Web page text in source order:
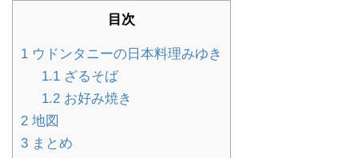
目次
1 ウドンタニーの日本料理みゆき
1.1ざるそば
1.2お好み焼き
2 地図
3 まとめ